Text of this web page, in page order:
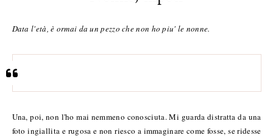
Data l'età, è ormai da un pezzo che non ho piu' le nonne.
Una, poi, non l'ho mai nemmeno conosciuta. Mi guarda distratta da una
foto ingiallita e rugosa e non riesco a immaginare come fosse, se ridesse